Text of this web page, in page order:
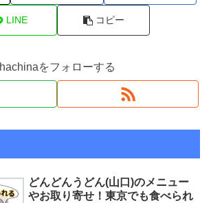
LINE コピー
hachinaをフォローする
どんどんうどん(山口)のメニュー
やお取り寄せ！東京でも食べられ